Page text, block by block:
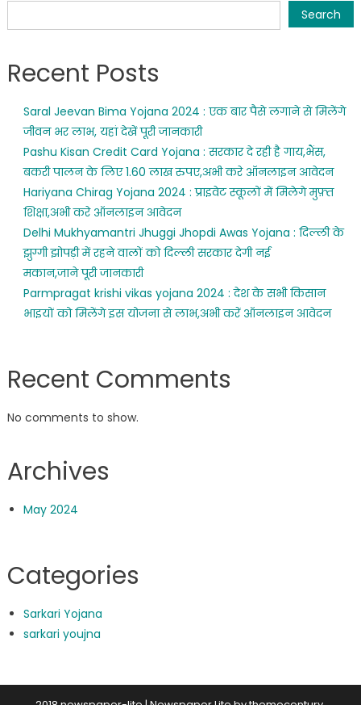
Search
Recent Posts
Saral Jeevan Bima Yojana 2024 : एक बार पैसे लगाने से मिलेंगे
जीवन भर लाभ, यहां देखें पूरी जानकारी
Pashu Kisan Credit Card Yojana : सरकार दे रही है गाय,भैंस,
बकरी पालन के लिए 1.60 लाख रुपए,अभी करे ऑनलाइन आवेदन
Hariyana Chirag Yojana 2024 : प्राइवेट स्कूलों में मिलेगे मुफ़्त
शिक्षा,अभी करे ऑनलाइन आवेदन
Delhi Mukhyamantri Jhuggi Jhopdi Awas Yojana : दिल्ली के
झुग्गी झोपड़ी में रहने वालों को दिल्ली सरकार देगी नई
मकान,जाने पूरी जानकारी
Parmpragat krishi vikas yojana 2024 : देश के सभी किसान
भाइयों को मिलेंगे इस योजना से लाभ,अभी करें ऑनलाइन आवेदन
Recent Comments
No comments to show.
Archives
May 2024
Categories
Sarkari Yojana
sarkari youjna